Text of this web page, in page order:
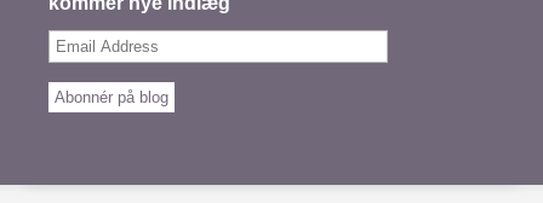
Email
Abonnér på blog